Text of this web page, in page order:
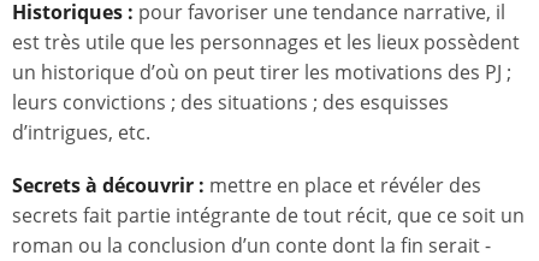
Historiques : pour favoriser une tendance narrative, il
est très utile que les personnages et les lieux possèdent
un historique d’où on peut tirer les motivations des PJ ;
leurs convictions ; des situations ; des esquisses
d’intrigues, etc.
Secrets à découvrir : mettre en place et révéler des
secrets fait partie intégrante de tout récit, que ce soit un
roman ou la conclusion d’un conte dont la fin serait -